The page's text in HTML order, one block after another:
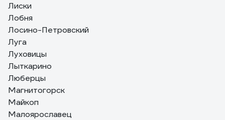
Лиски
Лобня
Лосино-Петровский
Луга
Луховицы
Лыткарино
Люберцы
Магнитогорск
Майкоп
Малоярославец